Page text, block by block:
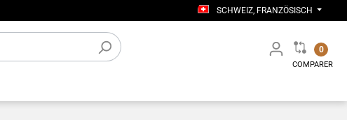
SCHWEIZ, FRANZÖSISCH
0
COMPARER